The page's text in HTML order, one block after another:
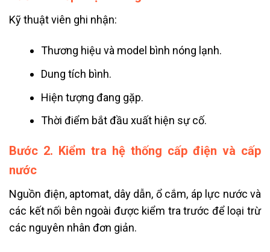
Kỹ thuật viên ghi nhận:
Thương hiệu và model bình nóng lạnh.
Dung tích bình.
Hiện tượng đang gặp.
Thời điểm bắt đầu xuất hiện sự cố.
Bước 2. Kiểm tra hệ thống cấp điện và cấp
nước
Nguồn điện, aptomat, dây dẫn, ổ cắm, áp lực nước và
các kết nối bên ngoài được kiểm tra trước để loại trừ
các nguyên nhân đơn giản.